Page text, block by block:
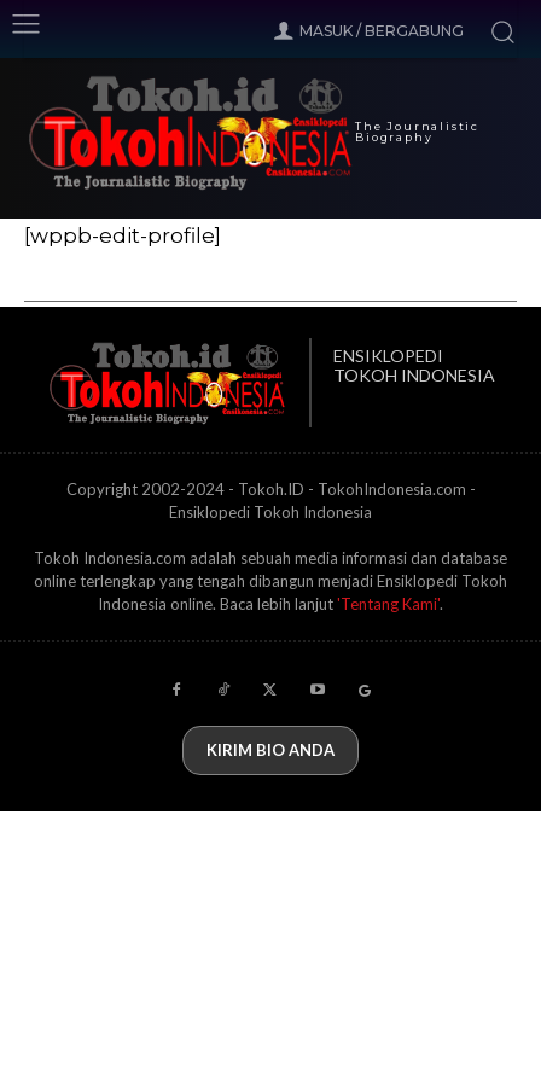
MASUK / BERGABUNG
The Journalistic
Biography
[wppb-edit-profile]
ENSIKLOPEDI
TOKOH INDONESIA
Copyright 2002-2024 - Tokoh.ID - TokohIndonesia.com -
Ensiklopedi Tokoh Indonesia
Tokoh Indonesia.com adalah sebuah media informasi dan database
online terlengkap yang tengah dibangun menjadi Ensiklopedi Tokoh
Indonesia online. Baca lebih lanjut'Tentang Kami'.
KIRIM BIO ANDA